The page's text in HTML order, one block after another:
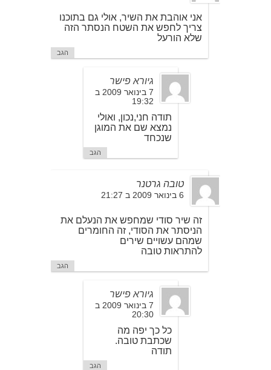
אני אוהבת את השיר, אולי גם בתוכנו
צריך לחפש את השטח הנסתר הזה
שלא הורעל
הגב
גיורא פישר
7 בינואר 2009 ב
19:32
תודה חני,נכון, ואולי
נמצא שם את המוגן
שנכחד
הגב
טובה גרטנר
6 בינואר 2009 ב 21:27
זה שיר סודי שמחפש את הנעלם את
הניסתר את הסודי, זה החומרים
שמהם עשויים שירים
להתראות טובה
הגב
גיורא פישר
7 בינואר 2009 ב
20:30
כל כך יפה מה
שכתבת טובה.
תודה
הגב